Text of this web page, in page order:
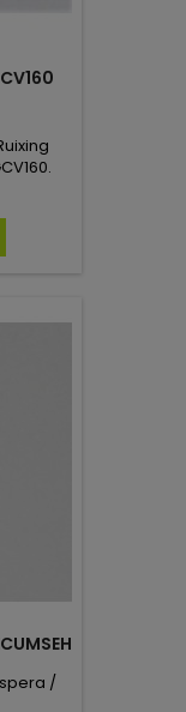
/